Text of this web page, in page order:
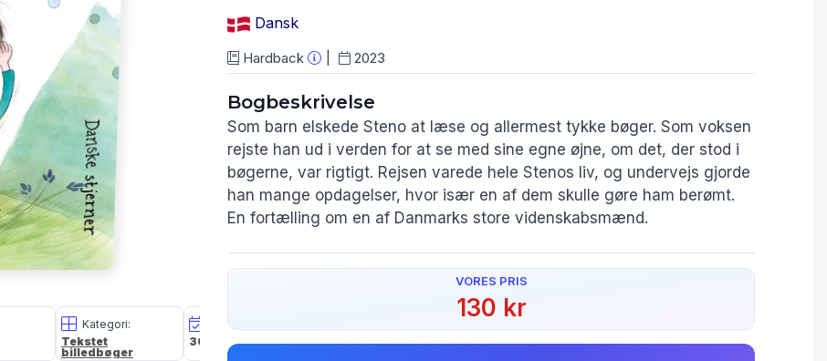
Kategori:
Tekstet
billedbøger
Oplagsdato:
30 nov 2023
380g
Danske stjerner
Dansk
Hardback 2023
Bogbeskrivelse
Som barn elskede Steno at læse og allermest tykke bøger. Som voksen
rejste han ud i verden for at se med sine egne øjne, om det, der stod i
bøgerne, var rigtigt. Rejsen varede hele Stenos liv, og undervejs gjorde
han mange opdagelser, hvor især en af dem skulle gøre ham berømt.
En fortælling om en af Danmarks store videnskabsmænd.
VORES PRIS
130 kr